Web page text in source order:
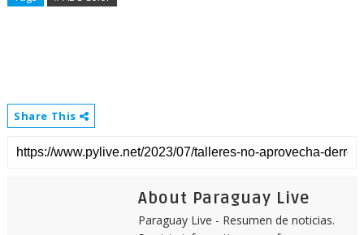
Share This
About Paraguay Live
Paraguay Live - Resumen de noticias.